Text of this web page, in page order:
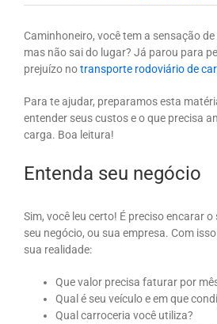
Caminhoneiro, você tem a sensação
mas não sai do lugar? Já parou para
prejuízo notransporte rodoviário de
Para te ajudar, preparamos esta
entender seus custos e o que precisa
carga. Boa leitura!
Entenda seu negócio
Sim, você leu certo! É preciso encarar
seu negócio, ou sua empresa. Com
sua realidade:
Que valor precisa faturar por
Qual é seu veículo e em que
Qual carroceria você utiliza?